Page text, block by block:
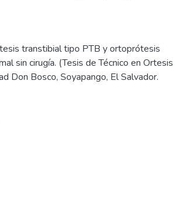
transtibial tipo PTB y ortoprótesis
sin cirugía. (Tesis de Técnico en Ortesis
Don Bosco, Soyapango, El Salvador.